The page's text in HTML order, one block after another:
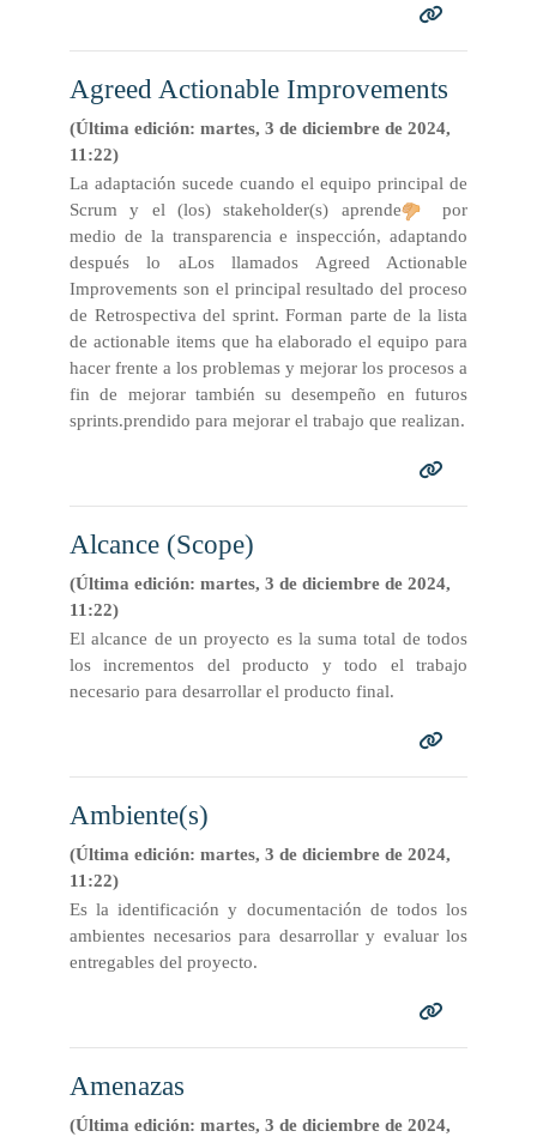
Agreed Actionable Improvements
(Última edición: martes, 3 de diciembre de 2024,
11:22)
La adaptación sucede cuando el equipo principal de
Scrum y el (los) stakeholder(s) aprende
por
medio de la transparencia e inspección, adaptando
después lo aLos llamados Agreed Actionable
Improvements son el principal resultado del proceso
de Retrospectiva del sprint. Forman parte de la lista
de actionable items que ha elaborado el equipo para
hacer frente a los problemas y mejorar los procesos a
fin de mejorar también su desempeño en futuros
sprints.prendido para mejorar el trabajo que realizan.
Alcance (Scope)
(Última edición: martes, 3 de diciembre de 2024,
11:22)
El alcance de un proyecto es la suma total de todos
los incrementos del producto y todo el trabajo
necesario para desarrollar el producto final.
Ambiente(s)
(Última edición: martes, 3 de diciembre de 2024,
11:22)
Es la identificación y documentación de todos los
ambientes necesarios para desarrollar y evaluar los
entregables del proyecto.
Amenazas
(Última edición: martes, 3 de diciembre de 2024,